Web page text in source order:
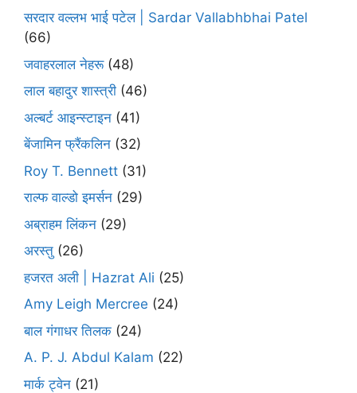
सरदार वल्लभ भाई पटेल | Sardar Vallabhbhai Patel
(66)
जवाहरलाल नेहरू(48)
लाल बहादुर शास्त्री (46)
अल्बर्ट आइन्स्टाइन (41)
बेंजामिन फ्रैंकलिन (32)
Roy T. Bennett (31)
राल्फ वाल्डो इमर्सन (29)
अब्राहम लिंकन (29)
अरस्तु (26)
हजरत अली | Hazrat Ali (25)
Amy Leigh Mercree (24)
बाल गंगाधर तिलक (24)
A. P. J. Abdul Kalam (22)
मार्क ट्वेन (21)